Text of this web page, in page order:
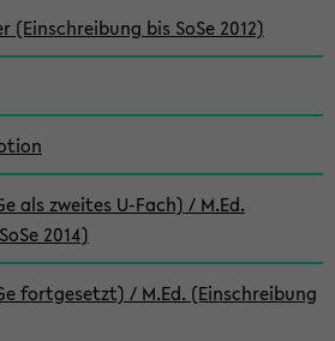
(Einschreibung bis SoSe 2012)
als zweites U-Fach) / M.Ed.
2014)
fortgesetzt) / M.Ed. (Einschreibung